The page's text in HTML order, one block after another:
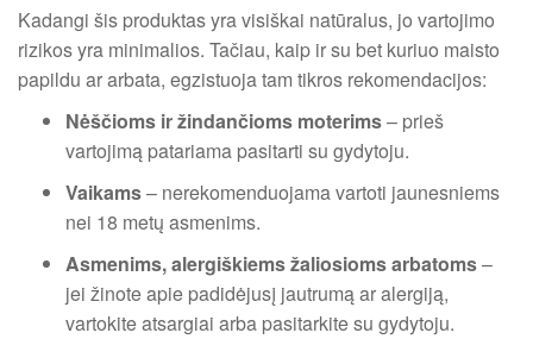
Kadangi šis produktas yra visiškai natūralus, jo vartojimo
rizikos yra minimalios. Tačiau, kaip ir su bet kuriuo maisto
papildu ar arbata, egzistuoja tam tikros rekomendacijos:
Nėščioms ir žindančioms moterims– prieš
vartojimą patariama pasitarti su gydytoju.
Vaikams– nerekomenduojama vartoti jaunesniems
nei 18 metų asmenims.
Asmenims, alergiškiems žaliosioms arbatoms–
jei žinote apie padidėjusį jautrumą ar alergiją,
vartokite atsargiai arba pasitarkite su gydytoju.